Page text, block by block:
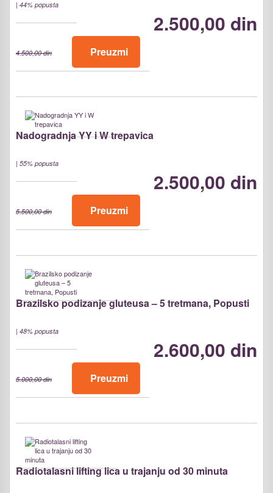
| 44% popusta
2.500,00 din
4.500,00 din Preuzmi
Nadogradnja YY i W trepavica
| 55% popusta
2.500,00 din
5.500,00 din Preuzmi
Brazilsko podizanje gluteusa – 5 tretmana, Popusti
| 48% popusta
2.600,00 din
5.000,00 din Preuzmi
Radiotalasni lifting lica u trajanju od 30 minuta